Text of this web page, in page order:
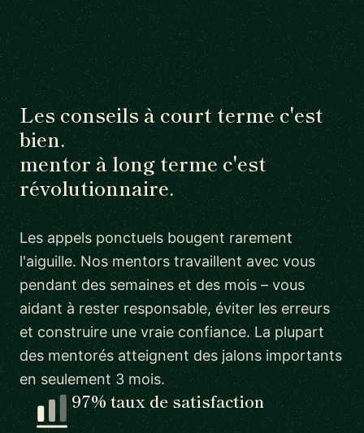
Les conseils à court terme c'est
bien.
mentor à long terme c'est
révolutionnaire.
Les appels ponctuels bougent rarement
l'aiguille. Nos mentors travaillent avec vous
pendant des semaines et des mois – vous
aidant à rester responsable, éviter les erreurs
et construire une vraie confiance. La plupart
des mentorés atteignent des jalons importants
en seulement 3 mois.
97% taux de satisfaction